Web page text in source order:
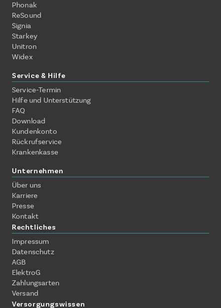
Phonak
ReSound
Signia
Starkey
Unitron
Widex
Service & Hilfe
Service-Termin
Hilfe und Unterstützung
FAQ
Download
Kundenkonto
Rückrufservice
Krankenkasse
Unternehmen
Über uns
Karriere
Presse
Kontakt
Rechtliches
Impressum
Datenschutz
AGB
ElektroG
Zahlungsarten
Versand
Versorgungswissen